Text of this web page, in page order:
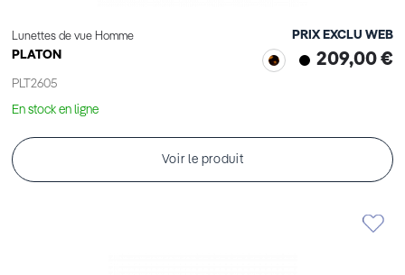
Lunettes de vue Homme
PLATON
PLT2605
PRIX EXCLU WEB
209,00 €
En stock en ligne
Voir le produit